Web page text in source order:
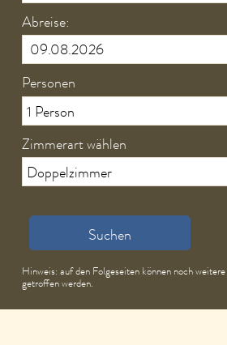
Abreise:
Personen
Zimmerart wählen
Suchen
Hinweis: auf den Folgeseiten können noch
getroffen werden.